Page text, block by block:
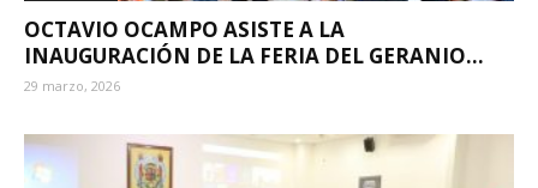
OCTAVIO OCAMPO ASISTE A LA
INAUGURACIÓN DE LA FERIA DEL GERANIO...
29 marzo, 2026